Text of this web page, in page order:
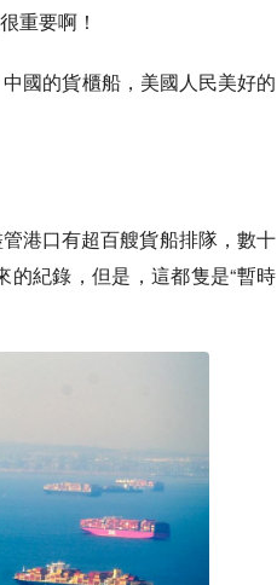
重要啊！
國的貨櫃船，美國人民美好的
港口有超百艘貨船排隊，數十
紀錄，但是，這都隻是“暫時